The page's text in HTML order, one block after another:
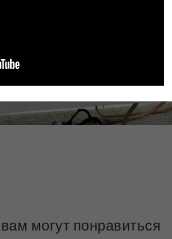
могут понравиться